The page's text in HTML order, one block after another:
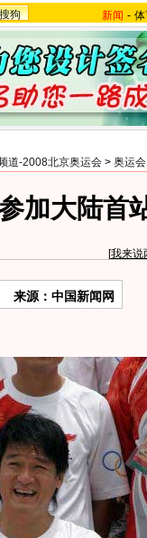
狗 新闻 -
道-2008北京奥运会 > 奥运
加大陆首
[我来说
来源：中国新闻网